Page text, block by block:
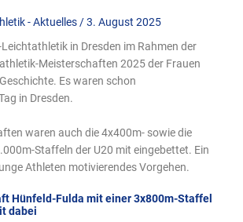
- Aktuelles /3. August 2025
in Dresden im Rahmen der
Meisterschaften 2025 der Frauen
Es waren schon
in Dresden.
waren auch die 4x400m- sowie die
Staffeln der U20 mit eingebettet. Ein
Athleten motivierendes Vorgehen.
Hünfeld-Fulda mit einer 3x800m-Staffel
dabei